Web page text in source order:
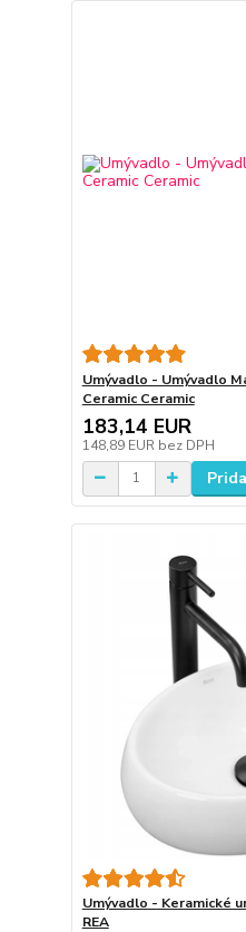
Umývadlo - Umývadlo
Ceramic Ceramic
183,14 EUR
148,89 EUR bez DPH
Umývadlo - Keramické
REA